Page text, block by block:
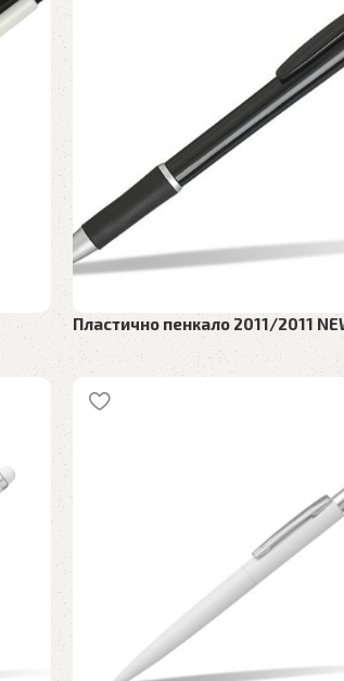
Пластично пенкало 2011/2011
Рекламен материјал ,Пластични